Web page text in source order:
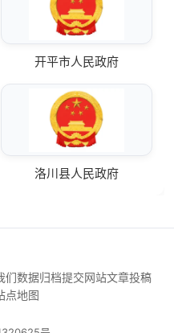
开平市人民政府
洛川县人民政府
们数据归档提交网站文章投稿
点地图